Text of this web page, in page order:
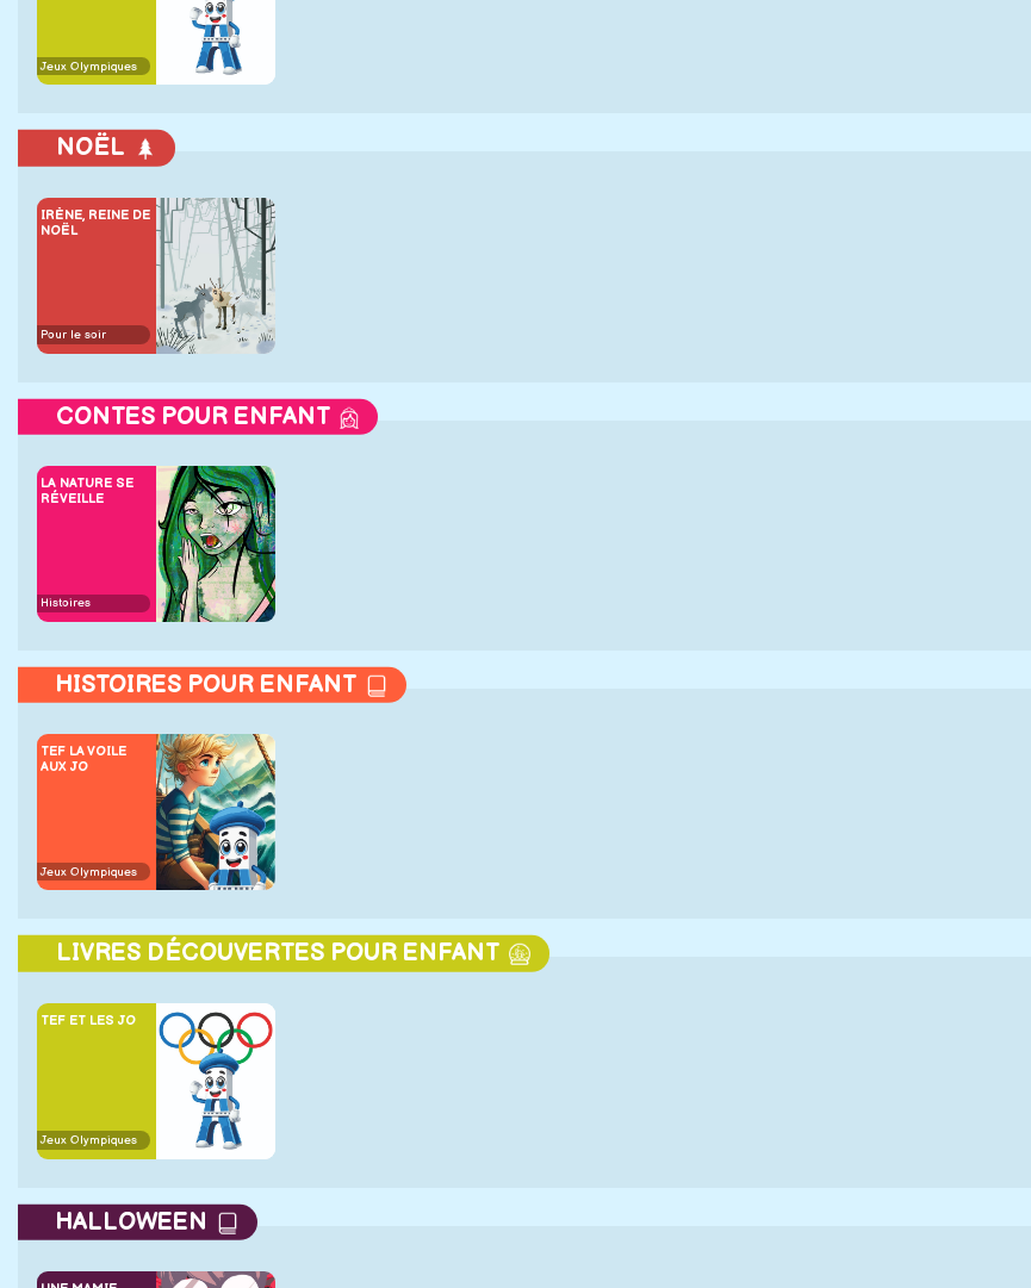
Jeux Olympiques
NOËL
IRÈNE, REINE DE
NOËL
Pour le soir
CONTES POUR ENFANT
LA NATURE SE
RÉVEILLE
Histoires
HISTOIRES POUR ENFANT
TEF LA VOILE
AUX JO
Jeux Olympiques
LIVRES DÉCOUVERTES POUR ENFANT
TEF ET LES JO
Jeux Olympiques
HALLOWEEN